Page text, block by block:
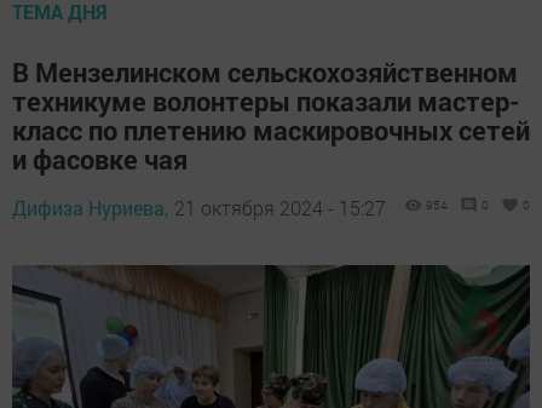
ТЕМА ДНЯ
В Мензелинском сельскохозяйственном
техникуме волонтеры показали мастер-
класс по плетению маскировочных сетей
и фасовке чая
Дифиза Нуриева, 21 октября 2024 - 15:27 954 0 0